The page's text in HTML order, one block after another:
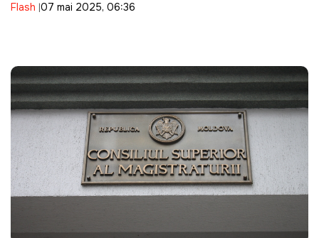
Flash 07 mai 2025, 06:36